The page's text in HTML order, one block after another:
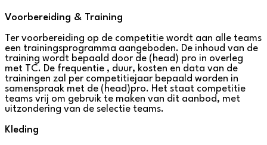
Voorbereiding & Training
Ter voorbereiding op de competitie wordt aan alle teams
een trainingsprogramma aangeboden. De inhoud van de
training wordt bepaald door de (head) pro in overleg
met TC. De frequentie , duur, kosten en data van de
trainingen zal per competitiejaar bepaald worden in
samenspraak met de (head)pro. Het staat competitie
teams vrij om gebruik te maken van dit aanbod, met
uitzondering van de selectie teams.
Kleding